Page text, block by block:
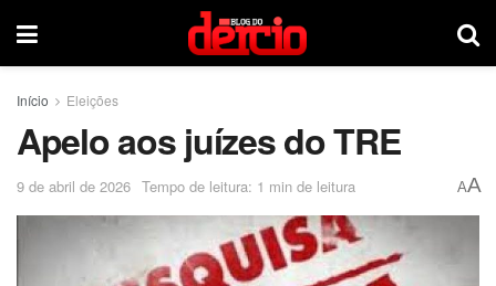
Início Eleições
Apelo aos juízes do TRE
9 de abril de 2026 Tempo de leitura: 1 min de leitura AA